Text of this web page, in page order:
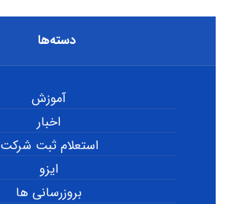
دسته‌ها
آموزش
اخبار
استعلام ثبت شرکت
ایزو
بروزرسانی ها